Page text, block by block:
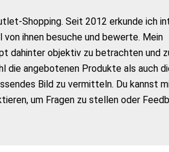
Shopping. Seit 2012 erkunde ich
ihnen besuche und bewerte. Mein
dahinter objektiv zu betrachten und
die angebotenen Produkte als auch
Bild zu vermitteln. Du kannst
um Fragen zu stellen oder